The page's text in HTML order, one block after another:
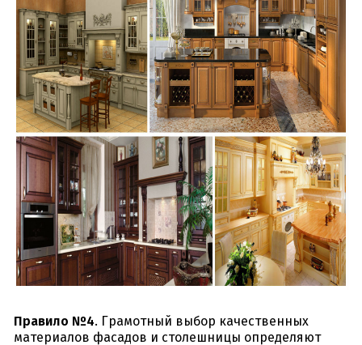
Правило №4. Грамотный выбор качественных
материалов фасадов и столешницы определяют